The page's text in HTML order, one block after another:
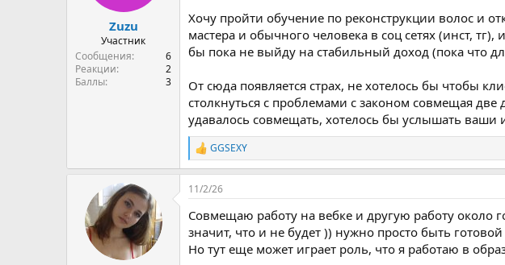
t
e
r
t
e
Zuzu
Участник
Сообщения
6
Реакции
2
Баллы
3
Хочу пройти обучение по реконструкции волос и
мастера и обычного человека в соц сетях (инст,
бы пока не выйду на стабильный доход (пока что
От сюда появляется страх, не хотелось бы чтобы
столкнуться с проблемами с законом совмещая две
удавалось совмещать, хотелось бы услышать
R
e
a
c
i
o
n
s
GGSEXY
11/2/26
Совмещаю работу на вебке и другую работу около
значит, что и не будет )) нужно просто быть готовой
Но тут еще может играет роль, что я работаю в